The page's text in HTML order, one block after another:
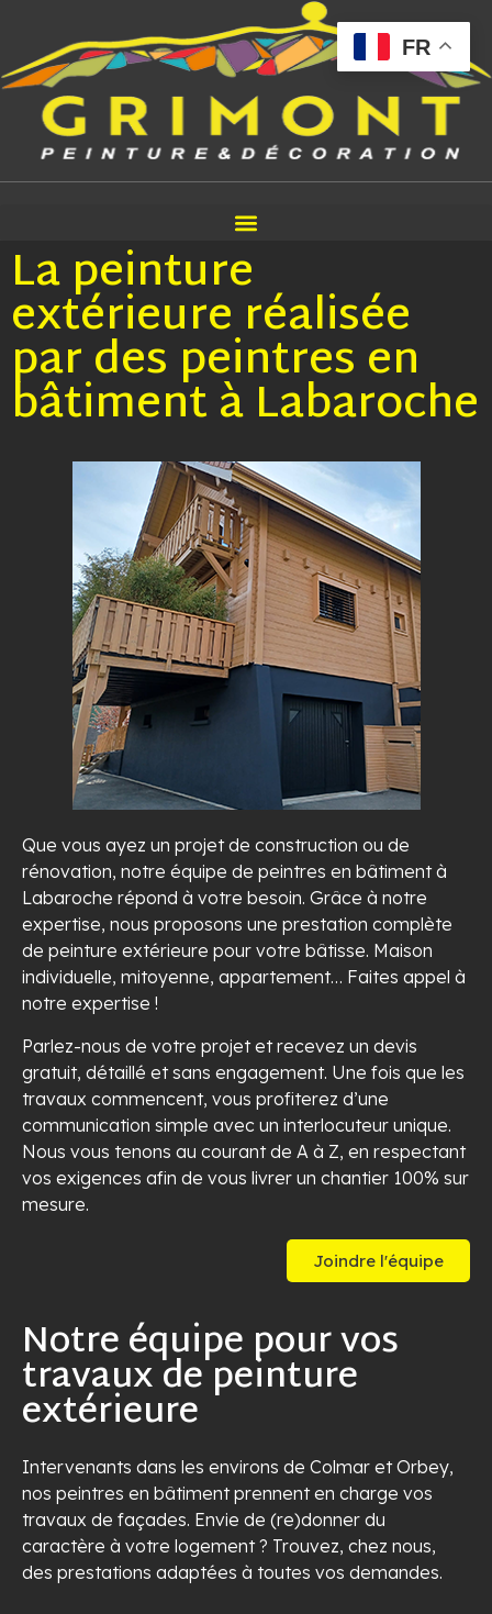
La peinture
extérieure réalisée
par des peintres en
bâtiment à Labaroche
Que vous ayez un projet de construction ou de
rénovation, notre équipe de peintres en bâtiment à
Labaroche répond à votre besoin. Grâce à notre
expertise, nous proposons une prestation complète
de peinture extérieure pour votre bâtisse. Maison
individuelle, mitoyenne, appartement… Faites appel à
notre expertise !
Parlez-nous de votre projet et recevez un devis
gratuit, détaillé et sans engagement. Une fois que les
travaux commencent, vous profiterez d’une
communication simple avec un interlocuteur unique.
Nous vous tenons au courant de A à Z, en respectant
vos exigences afin de vous livrer un chantier 100% sur
mesure.
Joindre l'équipe
Notre équipe pour vos
travaux de peinture
extérieure
Intervenants dans les environs de Colmar et Orbey,
nos peintres en bâtiment prennent en charge vos
travaux de façades. Envie de (re)donner du
caractère à votre logement ? Trouvez, chez nous,
des prestations adaptées à toutes vos demandes.
FR